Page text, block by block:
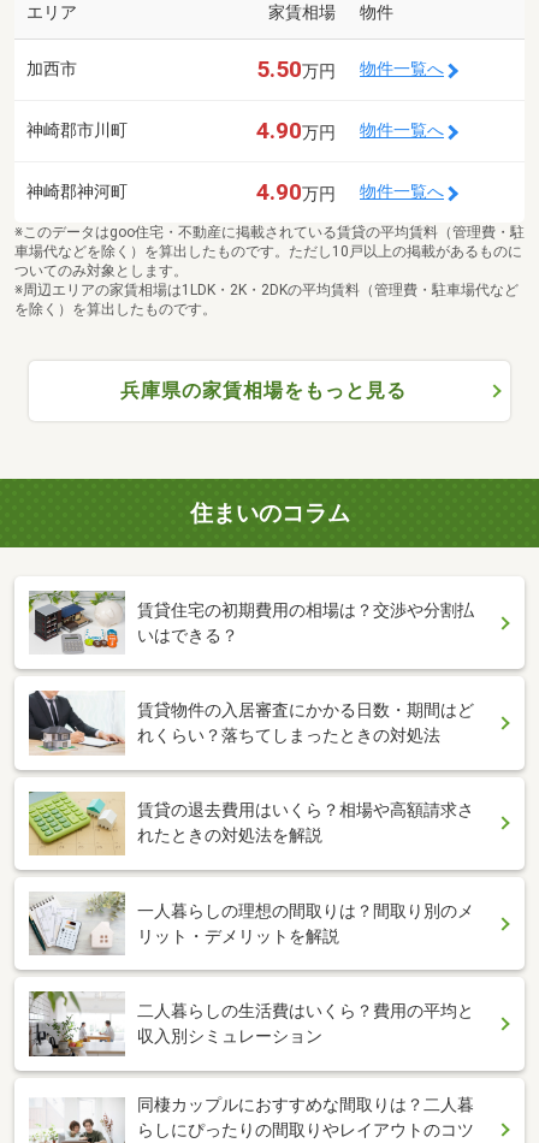
エリア 家賃相場 物件
加西市 5.50万円 物件一覧へ
神崎郡市川町 4.90万円 物件一覧へ
神崎郡神河町 4.90万円 物件一覧へ
※このデータはgoo住宅・不動産に掲載されている賃貸の平均賃料（管理費・駐
車場代などを除く）を算出したものです。ただし10戸以上の掲載があるものに
ついてのみ対象とします。
※周辺エリアの家賃相場は1LDK・2K・2DKの平均賃料（管理費・駐車場代など
を除く）を算出したものです。
兵庫県の家賃相場をもっと見る
住まいのコラム
賃貸住宅の初期費用の相場は？交渉や分割払
いはできる？
賃貸物件の入居審査にかかる日数・期間はど
れくらい？落ちてしまったときの対処法
賃貸の退去費用はいくら？相場や高額請求さ
れたときの対処法を解説
一人暮らしの理想の間取りは？間取り別のメ
リット・デメリットを解説
二人暮らしの生活費はいくら？費用の平均と
収入別シミュレーション
同棲カップルにおすすめな間取りは？二人暮
らしにぴったりの間取りやレイアウトのコツ